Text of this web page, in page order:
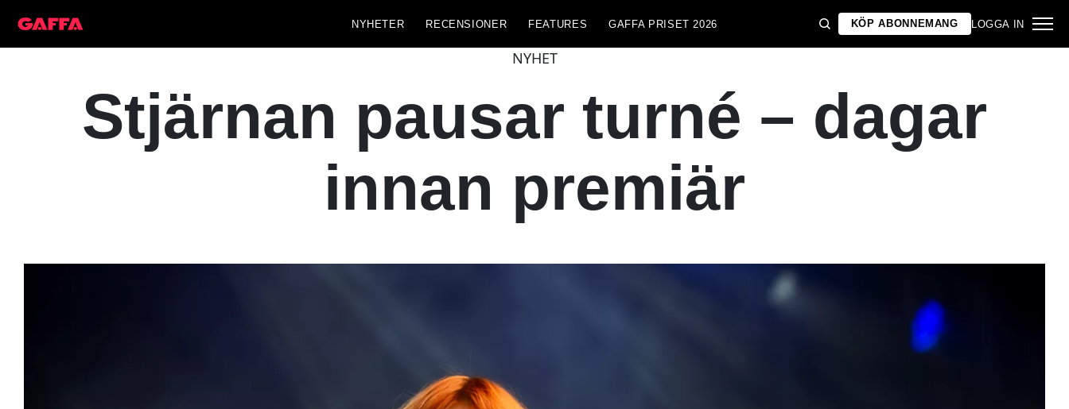
NYHETER RECENSIONER FEATURES GAFFA PRISET 2026 KÖP ABONNEMANG LOGGA IN
NYHET
Stjärnan pausar turné – dagar
innan premiär